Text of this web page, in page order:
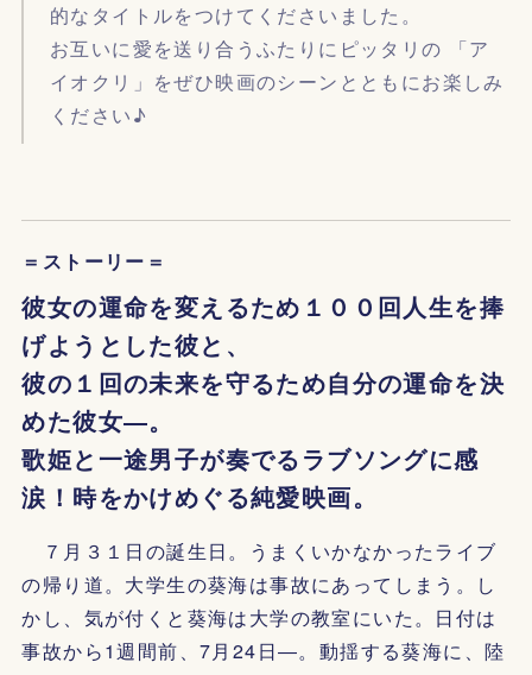
的なタイトルをつけてくださいました。
お互いに愛を送り合うふたりにピッタリの 「ア
イオクリ」をぜひ映画のシーンとともにお楽しみ
ください♪
＝ストーリー＝
彼女の運命を変えるため１００回人生を捧
げようとした彼と、
彼の１回の未来を守るため自分の運命を決
めた彼女―。
歌姫と一途男子が奏でるラブソングに感
涙！時をかけめぐる純愛映画。
７月３１日の誕生日。うまくいかなかったライブ
の帰り道。大学生の葵海は事故にあってしまう。し
かし、気が付くと葵海は大学の教室にいた。日付は
事故から1週間前、7月24日―。動揺する葵海に、陸